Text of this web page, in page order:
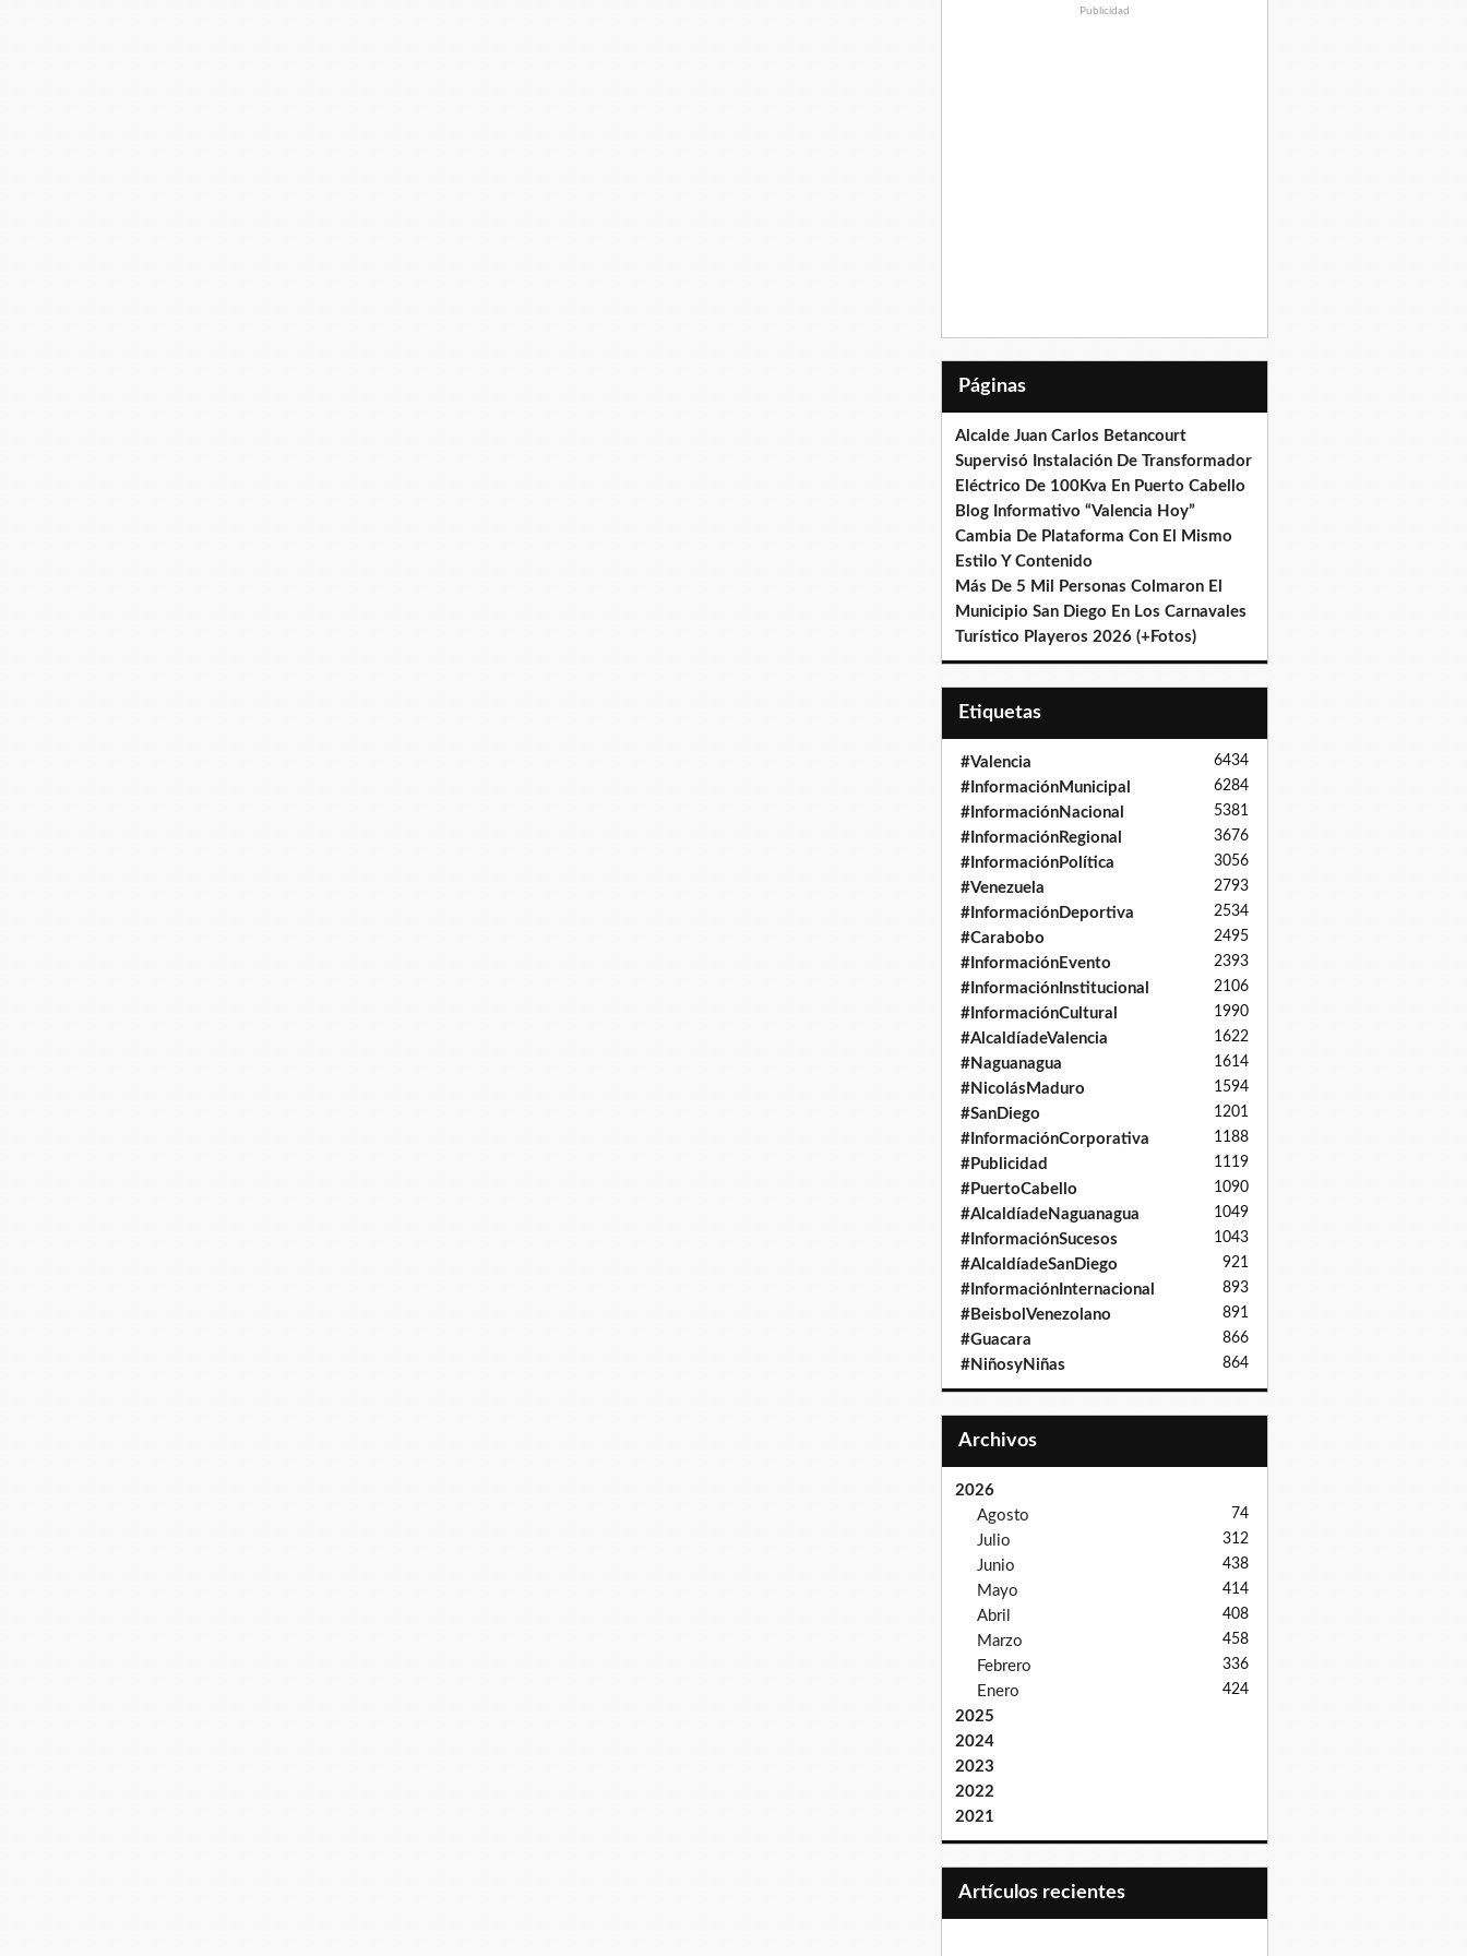
Publicidad
Páginas
Alcalde Juan Carlos Betancourt
Supervisó Instalación De Transformador
Eléctrico De 100Kva En Puerto Cabello
Blog Informativo “Valencia Hoy”
Cambia De Plataforma Con El Mismo
Estilo Y Contenido
Más De 5 Mil Personas Colmaron El
Municipio San Diego En Los Carnavales
Turístico Playeros 2026 (+Fotos)
Etiquetas
#Valencia 6434
#InformaciónMunicipal 6284
#InformaciónNacional 5381
#InformaciónRegional 3676
#InformaciónPolítica 3056
#Venezuela 2793
#InformaciónDeportiva 2534
#Carabobo 2495
#InformaciónEvento 2393
#InformaciónInstitucional 2106
#InformaciónCultural 1990
#AlcaldíadeValencia 1622
#Naguanagua 1614
#NicolásMaduro 1594
#SanDiego 1201
#InformaciónCorporativa 1188
#Publicidad 1119
#PuertoCabello 1090
#AlcaldíadeNaguanagua 1049
#InformaciónSucesos 1043
#AlcaldíadeSanDiego 921
#InformaciónInternacional 893
#BeisbolVenezolano 891
#Guacara 866
#NiñosyNiñas 864
Archivos
2026
Agosto
74
Julio 312
Junio 438
Mayo 414
Abril 408
Marzo 458
Febrero 336
Enero 424
2025
2024
2023
2022
2021
Artículos recientes